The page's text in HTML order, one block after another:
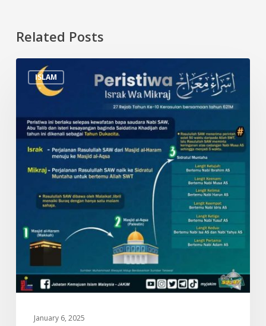
Related Posts
ISLAM
Peristiwa
Israk
dan
Tarikh
dalam
January 6, 2025